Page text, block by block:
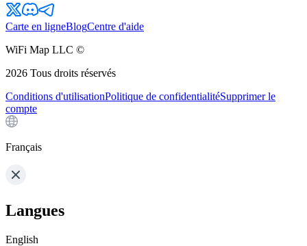
Carte en ligneBlogCentre d'aide
WiFi Map LLC ©
2026 Tous droits réservés
Conditions d'utilisationPolitique de confidentialitéSupprimer le
compte
Français
Langues
English